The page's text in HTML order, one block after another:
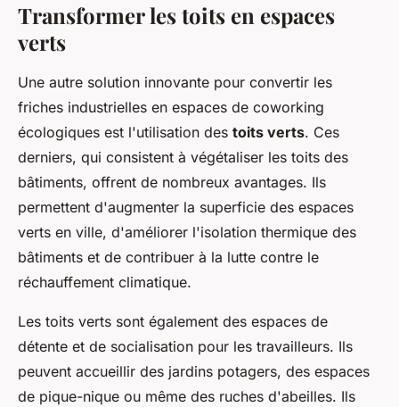
Transformer les toits en espaces
verts
Une autre solution innovante pour convertir les
friches industrielles en espaces de coworking
écologiques est l'utilisation des toits verts. Ces
derniers, qui consistent à végétaliser les toits des
bâtiments, offrent de nombreux avantages. Ils
permettent d'augmenter la superficie des espaces
verts en ville, d'améliorer l'isolation thermique des
bâtiments et de contribuer à la lutte contre le
réchauffement climatique.
Les toits verts sont également des espaces de
détente et de socialisation pour les travailleurs. Ils
peuvent accueillir des jardins potagers, des espaces
de pique-nique ou même des ruches d'abeilles. Ils